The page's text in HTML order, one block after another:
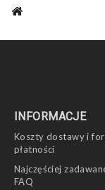
INFORMACJE
Koszty dostawy i
płatności
Najczęściej
FAQ